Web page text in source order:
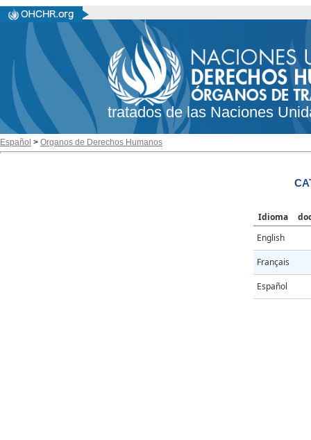
tratados de las Naciones
Español > Organos de Derechos Humanos
Idioma
English
Français
Español